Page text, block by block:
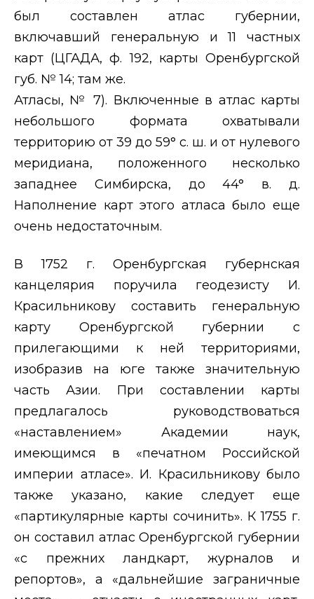
был составлен атлас губернии,
включавший генеральную и 11 частных
карт (ЦГАДА, ф. 192, карты Оренбургской
губ. № 14; там же.
Атласы, № 7). Включенные в атлас карты
небольшого формата охватывали
территорию от 39 до 59° с. ш. и от нулевого
меридиана, положенного несколько
западнее Симбирска, до 44° в. д.
Наполнение карт этого атласа было еще
очень недостаточным.
В 1752 г. Оренбургская губернская
канцелярия поручила геодезисту И.
Красильникову составить генеральную
карту Оренбургской губернии с
прилегающими к ней территориями,
изобразив на юге также значительную
часть Азии. При составлении карты
предлагалось руководствоваться
«наставлением» Академии наук,
имеющимся в «печатном Российской
империи атласе». И. Красильникову было
также указано, какие следует еще
«партикулярные карты сочинить». К 1755 г.
он составил атлас Оренбургской губернии
«с прежних ландкарт, журналов и
репортов», а «дальнейшие заграничные